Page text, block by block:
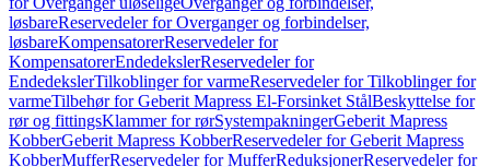
løsbareReservedeler for Overganger og forbindelser,
løsbareKompensatorerReservedeler for
KompensatorerEndedekslerReservedeler for
EndedekslerTilkoblinger for varmeReservedeler for Tilkoblinger for
varmeTilbehør for Geberit Mapress El-Forsinket StålBeskyttelse for
rør og fittingsKlammer for rørSystempakningerGeberit Mapress
KobberGeberit Mapress KobberReservedeler for Geberit Mapress
KobberMufferReservedeler for MufferReduksjonerReservedeler for